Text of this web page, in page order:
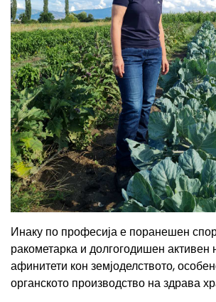
Инаку по професија е поранешен
ракометарка и долгогодишен активен
афинитети кон земјоделството,
органското производство на здрава